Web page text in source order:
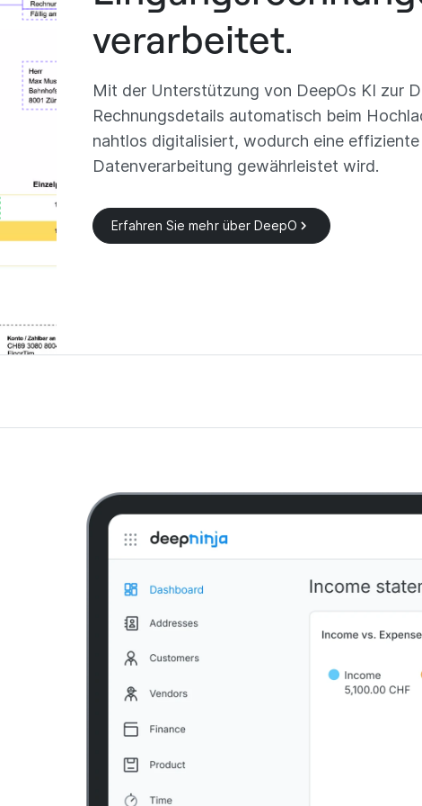
verarbeitet.
Mit der Unterstützung von DeepOs KI zur
Rechnungsdetails automatisch beim
nahtlos digitalisiert, wodurch eine effiziente
Datenverarbeitung gewährleistet wird.
Erfahren Sie mehr über DeepO